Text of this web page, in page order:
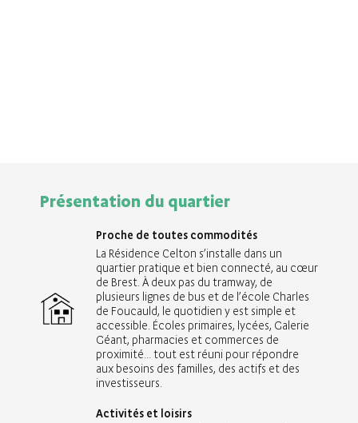
Présentation du quartier
Proche de toutes commodités
La Résidence Celton s’installe dans un
quartier pratique et bien connecté, au cœur
de Brest. À deux pas du tramway, de
plusieurs lignes de bus et de l’école Charles
de Foucauld, le quotidien y est simple et
accessible. Écoles primaires, lycées, Galerie
Géant, pharmacies et commerces de
proximité… tout est réuni pour répondre
aux besoins des familles, des actifs et des
investisseurs.
Activités et loisirs